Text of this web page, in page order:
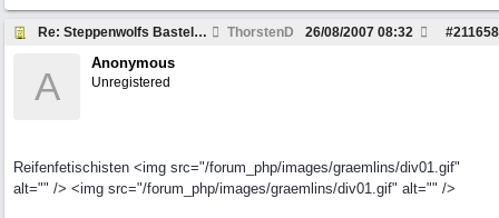
Re: Steppenwolfs Bastelstunde... ThorstenD #211658
26/08/2007 08:32
A
Anonymous
Unregistered
Reifenfetischisten <img src="/forum_php/images/graemlins/div01.gif"
alt="" /> <img src="/forum_php/images/graemlins/div01.gif" alt="" />